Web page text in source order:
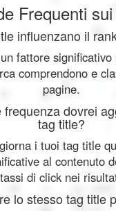
Frequenti
influenzano il
fattore
comprendono e
pagine.
dovrei
tag title?
i tuoi tag title
al contenuto
di click nei
lo stesso tag title